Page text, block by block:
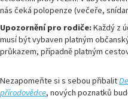
nás čeká polopenze (večeře,
Upozornění pro rodiče:Každý z
musí být vybaven platným
průkazem, případně platným
Nezapomeňte si s sebou přibalit
přírodovědce, nových poznatků